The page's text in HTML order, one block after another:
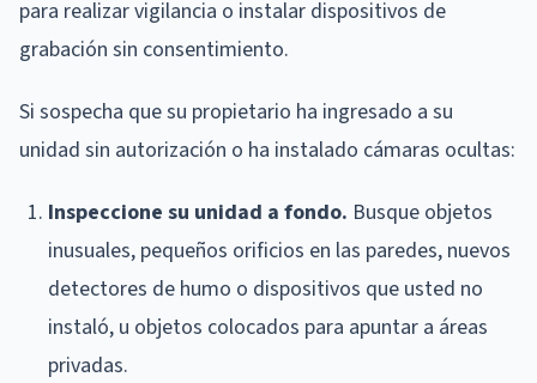
para realizar vigilancia o instalar dispositivos de
grabación sin consentimiento.
Si sospecha que su propietario ha ingresado a su
unidad sin autorización o ha instalado cámaras ocultas:
Inspeccione su unidad a fondo. Busque objetos
inusuales, pequeños orificios en las paredes, nuevos
detectores de humo o dispositivos que usted no
instaló, u objetos colocados para apuntar a áreas
privadas.